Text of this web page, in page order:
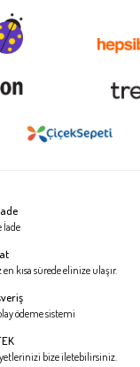
İade
kısa sürede elinize ulaşır.
ödeme sistemi
bize iletebilirsiniz.